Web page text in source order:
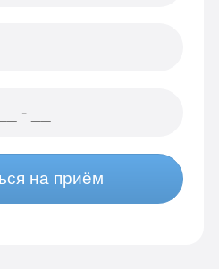
на приём